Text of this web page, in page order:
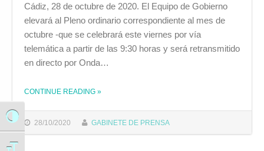
Alternar alto contraste
28/10/2020 GABINETE DE PRENSA
Cádiz, 28 de octubre de 2020. El Equipo de Gobierno
elevará al Pleno ordinario correspondiente al mes de
octubre -que se celebrará este viernes por vía
telemática a partir de las 9:30 horas y será retransmitido
en directo por Onda…
CONTINUE READING
THE "EL EQUIPO DE GOBIERNO ELEVARÁ AL PLENO UNA PROPUESTA EN APOYO A LAS REIVINDICACIONES DE LOS TRABAJADORES DEL METAL "
»